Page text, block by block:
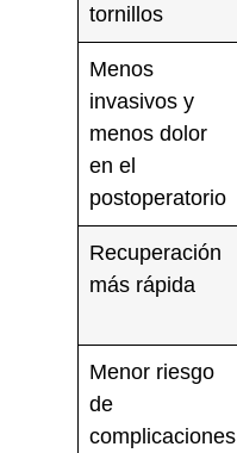
tornillos
Menos
invasivos y
menos dolor
en el
postoperatorio
Recuperación
más rápida
Menor riesgo
de
complicaciones